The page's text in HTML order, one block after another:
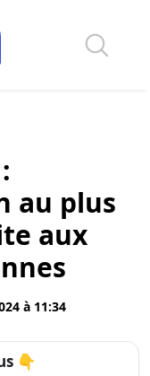
au plus
aux
à 11:34
👇